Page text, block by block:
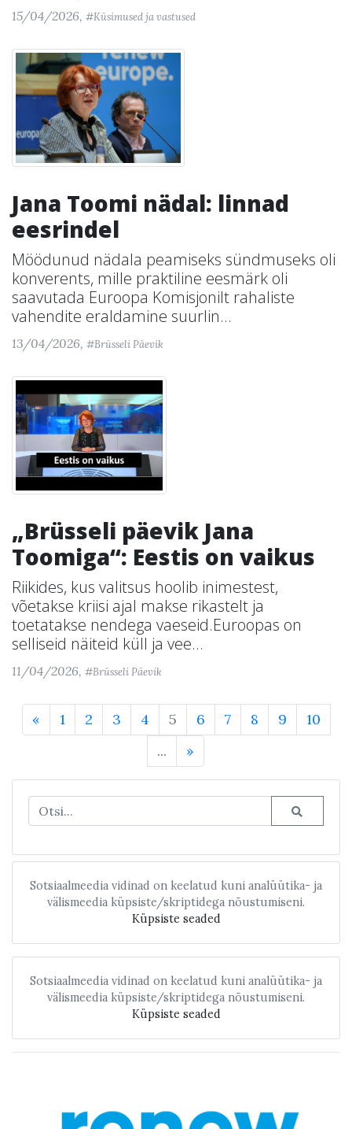
15/04/2026, #Küsimused ja vastused
Jana Toomi nädal: linnad
eesrindel
Möödunud nädala peamiseks sündmuseks oli
konverents, mille praktiline eesmärk oli
saavutada Euroopa Komisjonilt rahaliste
vahendite eraldamine suurlin...
13/04/2026, #Brüsseli Päevik
„Brüsseli päevik Jana
Toomiga“: Eestis on vaikus
Riikides, kus valitsus hoolib inimestest,
võetakse kriisi ajal makse rikastelt ja
toetatakse nendega vaeseid.Euroopas on
selliseid näiteid küll ja vee...
11/04/2026, #Brüsseli Päevik
« 1 2 3 4 5 6 7 8 9
10
...
»
Sotsiaalmeedia vidinad on keelatud kuni analüütika- ja
välismeedia küpsiste/skriptidega nõustumiseni.
Küpsiste seaded
Sotsiaalmeedia vidinad on keelatud kuni analüütika- ja
välismeedia küpsiste/skriptidega nõustumiseni.
Küpsiste seaded